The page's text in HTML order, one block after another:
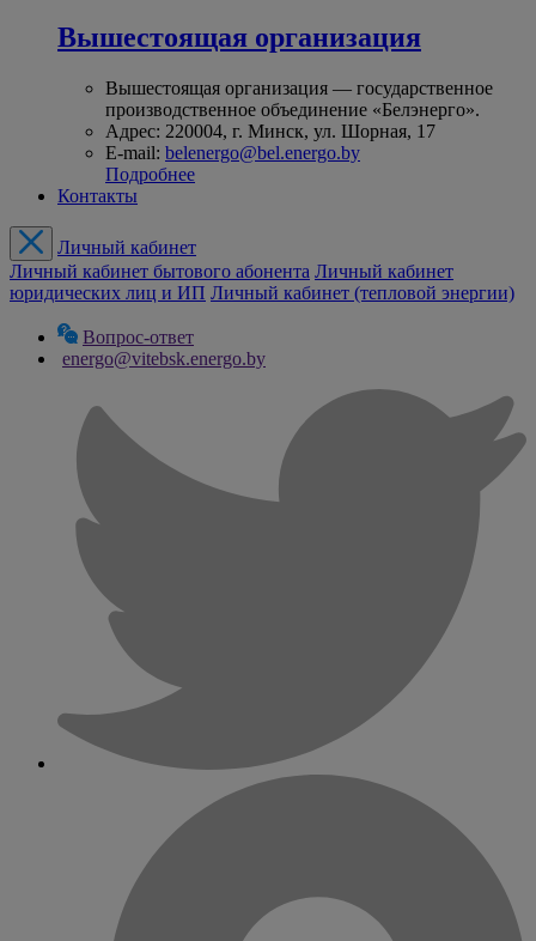
Вышестоящая организация
Вышестоящая организация — государственное
производственное объединение «Белэнерго».
Адрес: 220004, г. Минск, ул. Шорная, 17
E-mail: belenergo@bel.energo.by
Подробнее
Контакты
Личный кабинет
Личный кабинет бытового абонента Личный кабинет
юридических лиц и ИП Личный кабинет (тепловой энергии)
Вопрос-ответ
energo@vitebsk.energo.by